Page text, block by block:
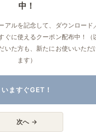
｜#17 ウォールシェ
中！
アルを記念して、ダウンロード
ぐに使えるクーポン配布中！（
いた方も、新たにお使いいただ
ます）
いますぐGET！
次へ →